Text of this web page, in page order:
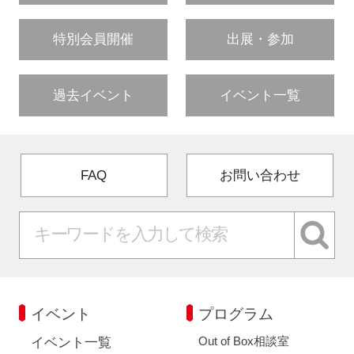
特別会員開催 出展・参加
過去イベント イベント一覧
FAQ お問い合わせ
イベント
イベント一覧
プログラム
Out of Box相談室